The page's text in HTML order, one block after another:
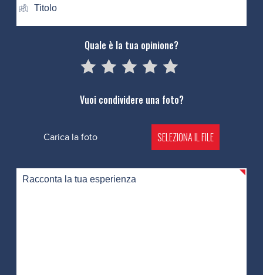
Quale è la tua opinione?
45
4
35
3
25
2
15
05
Vuoi condividere una foto?
Carica la foto SELEZIONA IL FILE